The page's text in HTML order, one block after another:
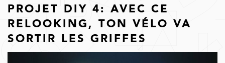
PROJET DIY 4: AVEC CE
RELOOKING, TON VÉLO VA
SORTIR LES GRIFFES